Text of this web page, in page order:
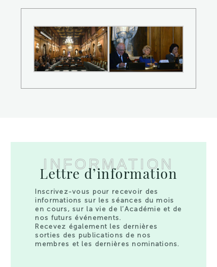
INFORMATION
Lettre d’information
Inscrivez-vous pour recevoir des
informations sur les séances du mois
en cours, sur la vie de l’Académie et de
nos futurs événements.
Recevez également les dernières
sorties des publications de nos
membres et les dernières nominations.